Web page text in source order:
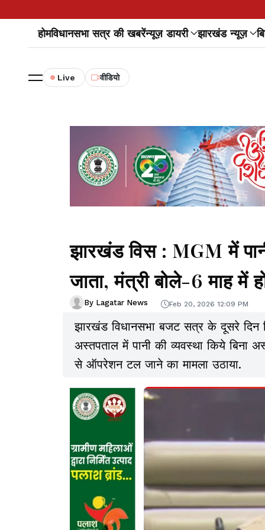
होमविधानसभा सत्र की खबरेंन्यूज़ डायरी झारखंड न्यूज़
Live वीडियो
झारखंड विस : MGM में
जाता, मंत्री बोले-6 माह में
By Lagatar News Feb 20, 2026 12:09 PM
झारखंड विधानसभा बजट सत्र के दूसरे दिन
अस्तपताल में पानी की व्यवस्था किये बिना
से ऑपरेशन टल जाने का मामला उठाया.